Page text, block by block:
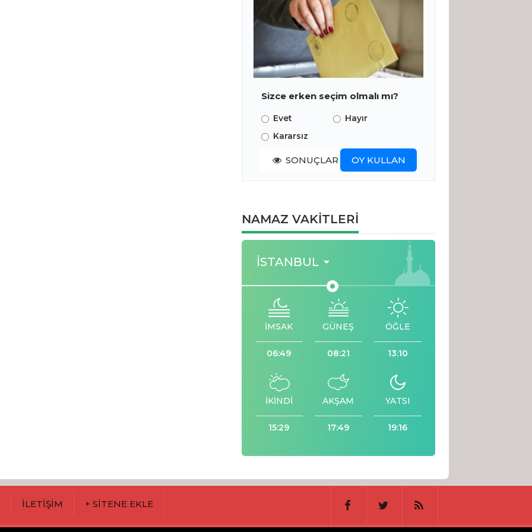
Sizce erken seçim olmalı mı?
Evet
Hayır
Kararsız
SONUÇLAR OY KULLAN
NAMAZ VAKİTLERİ
İSTANBUL
İMSAK
06:49
GÜNEŞ
08:21
ÖĞLE
13:10
İKİNDİ
15:29
AKŞAM
17:49
YATSI
19:16
İLETİŞİM + SİTENE EKLE